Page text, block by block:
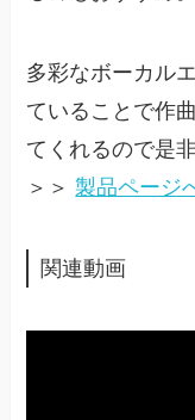
多彩なボーカル
ていることで作
てくれるので是
＞＞ 製品ページ
関連動画